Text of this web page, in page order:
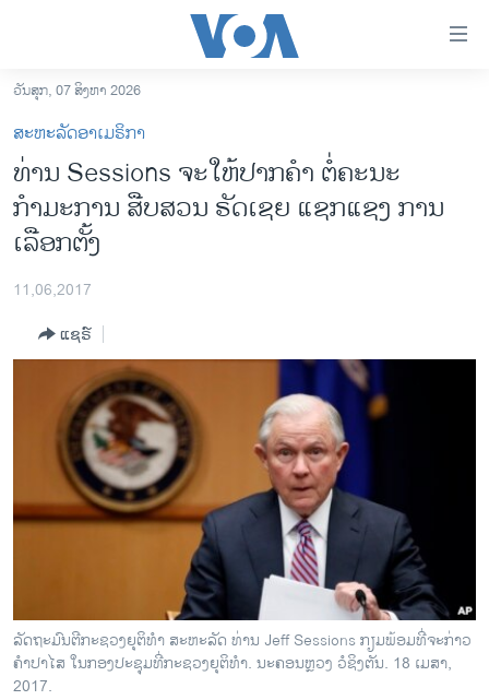
ເຂົ້າ
ຫາ
ຂ້າມ
ຂ້າມ
ຂ້າມ
ໄປ
ຫາ
ຊອກ
ລາວ
ອາເມຣິກາ
ການເລືອກຕັ້ງ ປະທານາທີບໍດີ ສະຫະລັດ 2024
ອິດສະຫຼະພາບດ້ານການຂ່າວ
ຊີວິດຊາວລາວ
ຊຸມຊົນຊາວລາວ
ວິທະຍາສາດ-ເທັກໂນໂລຈີ
ວີດີໂອ
ສຽງ
ວັນສຸກ, 07 ສິງຫາ 2026
ສະຫະລັດອາເມຣິກາ
ທ່ານ Sessions ຈະໃຫ້ປາກຄຳ ຕໍ່ຄະນະ
ກຳມະການ ສືບສວນ ຣັດເຊຍ ແຊກແຊງ ການ
ເລືອກຕັ້ງ
11,06,2017
ແຊຣ໌
ລັດຖະມົນຕີກະຊວງຍຸຕິທຳ ສະຫະລັດ ທ່ານ Jeff Sessions ກຽມພ້ອມທີ່ຈະກ່າວ
ຄຳປາໄສ ໃນກອງປະຊຸມທີ່ກະຊວງຍຸຕິທຳ. ນະຄອນຫຼວງ ວໍຊິງຕັນ. 18 ເມສາ,
2017.